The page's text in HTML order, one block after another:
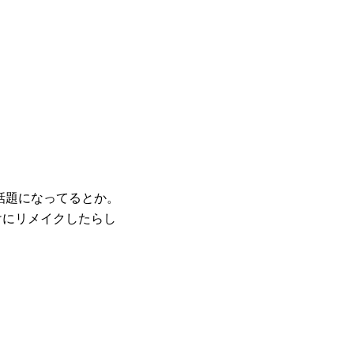
になってるとか。
リメイクしたらし